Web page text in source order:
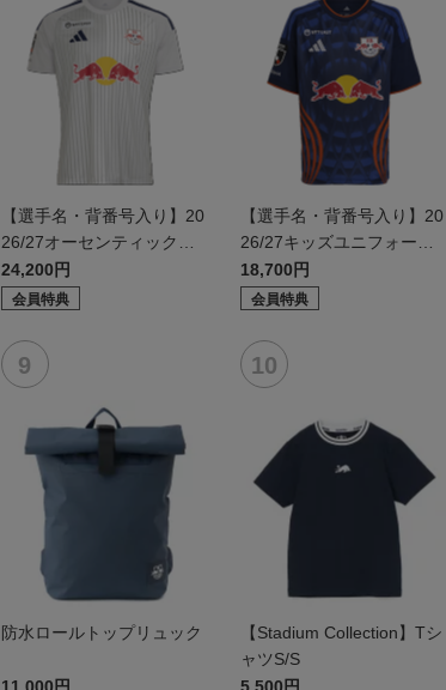
【選手名・背番号入り】20
26/27オーセンティックユ
ニフォーム（フィールド2n
d）
24,200円
会員特典
【選手名・背番号入り】20
26/27キッズユニフォーム
（フィールド1st）
18,700円
会員特典
防水ロールトップリュック
【Stadium Collection】Tシ
ャツS/S